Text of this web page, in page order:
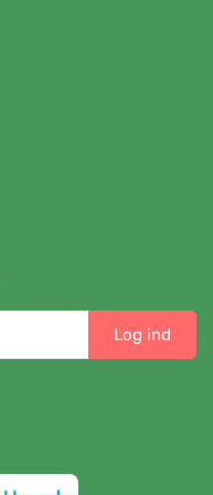
Log ind